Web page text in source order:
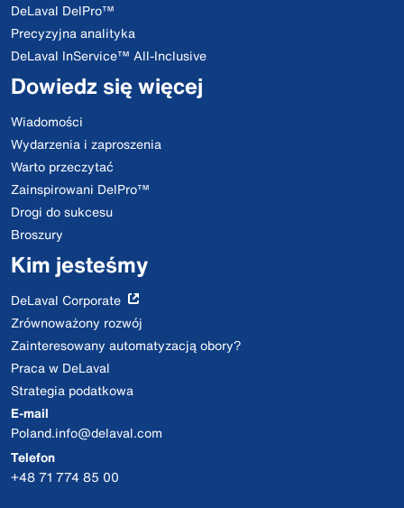
DeLaval DelPro™
Precyzyjna analityka
DeLaval InService™ All-Inclusive
Dowiedz się więcej
Wiadomości
Wydarzenia i zaproszenia
Warto przeczytać
Zainspirowani DelPro™
Drogi do sukcesu
Broszury
Kim jesteśmy
DeLaval Corporate
Zrównoważony rozwój
Zainteresowany automatyzacją obory?
Praca w DeLaval
Strategia podatkowa
E-mail
Poland.info@delaval.com
Telefon
+48 71 774 85 00